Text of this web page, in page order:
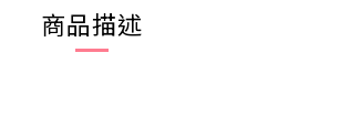
商品描述